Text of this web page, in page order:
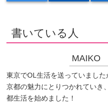
書いている人
MAIKO
東京でOL生活を送っていました
京都の魅力にとりつかれていき
都生活を始めました！